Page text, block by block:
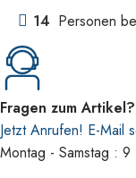
14 Personen
Fragen zum Artikel?
Jetzt Anrufen! E-Mail
Montag - Samstag : 9